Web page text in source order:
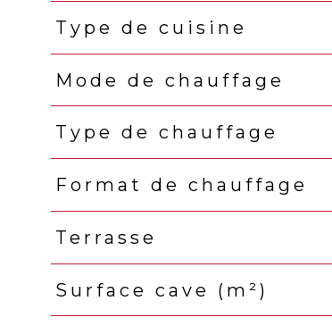
Type de cuisine
Mode de chauffage
Type de chauffage
Format de chauffage
Terrasse
Surface cave (m²)